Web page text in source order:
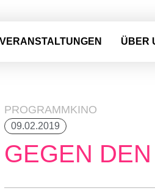
ÜBER
PROGRAMMKINO
09.02.2019
GEGEN